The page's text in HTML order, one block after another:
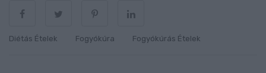
Diétás Ételek Fogyókúra Fogyókúrás Ételek